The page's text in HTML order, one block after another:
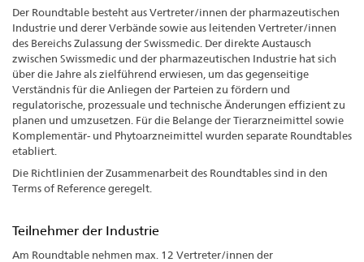
Der Roundtable besteht aus Vertreter/innen der pharmazeutischen
Industrie und derer Verbände sowie aus leitenden Vertreter/innen
des Bereichs Zulassung der Swissmedic. Der direkte Austausch
zwischen Swissmedic und der pharmazeutischen Industrie hat sich
über die Jahre als zielführend erwiesen, um das gegenseitige
Verständnis für die Anliegen der Parteien zu fördern und
regulatorische, prozessuale und technische Änderungen effizient zu
planen und umzusetzen. Für die Belange der Tierarzneimittel sowie
Komplementär- und Phytoarzneimittel wurden separate Roundtables
etabliert.
Die Richtlinien der Zusammenarbeit des Roundtables sind in den
Terms of Reference geregelt.
Teilnehmer der Industrie
Am Roundtable nehmen max. 12 Vertreter/innen der